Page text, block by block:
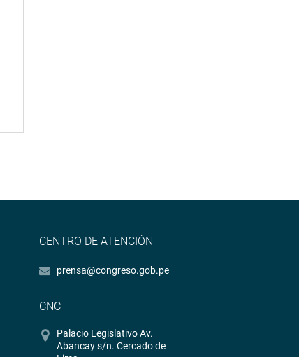
CENTRO DE ATENCIÓN
prensa@congreso.gob.pe
CNC
Palacio Legislativo Av.
Abancay s/n. Cercado de